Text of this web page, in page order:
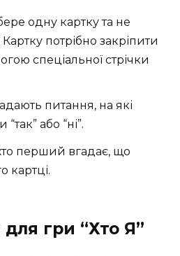
одну картку та не
потрібно закріпити
спеціальної стрічки
питання, на які
або “ні”.
перший вгадає, що
картці.
для гри “Хто Я”